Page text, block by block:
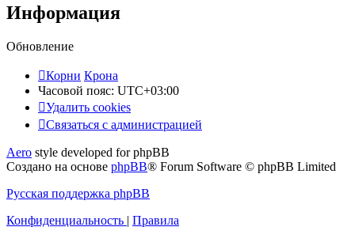
Информация
Обновление
Корни Крона
Часовой пояс: UTC+03:00
Удалить cookies
Связаться
администрацией
Связаться с администрацией
Aero style developed for phpBB
Создано на основе phpBB® Forum Software © phpBB Limited
Русская поддержка phpBB
Конфиденциальность | Правила